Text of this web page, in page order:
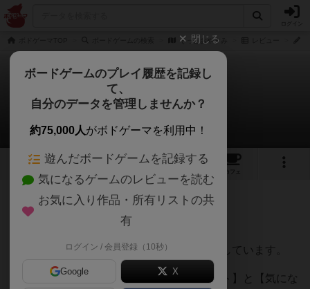
そっとおやすみ
そっとおやすみ
てうさんのレビュー
5 30
カフェ
211名 2名 0 11ヶ月前
様々なボードゲームのレビュー記事を掲載しています。
その中から【おすすめ・魅力・良いポイント】と【気にな
閉じる
ボードゲームのプレイ履歴を記録し
て、
自分のデータを管理しませんか？
約75,000人がボドゲーマを利用中！
遊んだボードゲームを記録する
気になるゲームのレビューを読む
お気に入り作品・所有リストの共
有
ログイン / 会員登録（10秒）
Google X